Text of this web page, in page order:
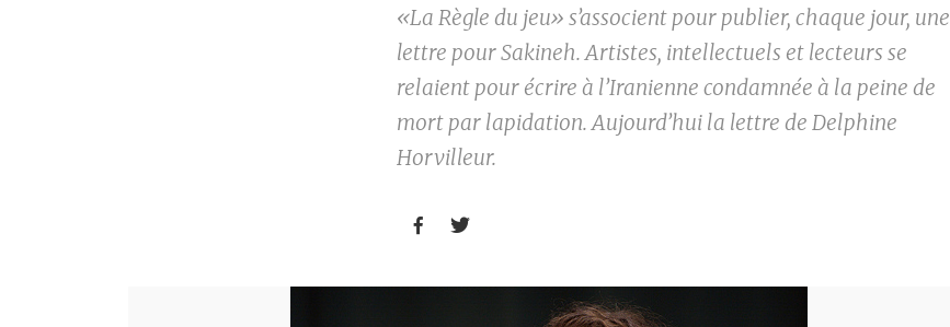
«La Règle du jeu» s’associent pour publier, chaque jour, une
lettre pour Sakineh. Artistes, intellectuels et lecteurs se
relaient pour écrire à l’Iranienne condamnée à la peine de
mort par lapidation. Aujourd’hui la lettre de Delphine
Horvilleur.
 